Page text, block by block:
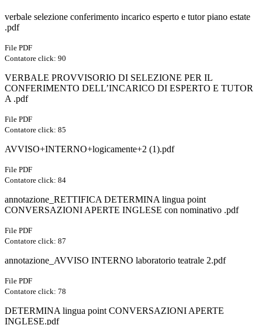
verbale selezione conferimento incarico esperto e tutor piano estate
.pdf
File PDF
Contatore click: 90
VERBALE PROVVISORIO DI SELEZIONE PER IL
CONFERIMENTO DELL’INCARICO DI ESPERTO E TUTOR
A .pdf
File PDF
Contatore click: 85
AVVISO+INTERNO+logicamente+2 (1).pdf
File PDF
Contatore click: 84
annotazione_RETTIFICA DETERMINA lingua point
CONVERSAZIONI APERTE INGLESE con nominativo .pdf
File PDF
Contatore click: 87
annotazione_AVVISO INTERNO laboratorio teatrale 2.pdf
File PDF
Contatore click: 78
DETERMINA lingua point CONVERSAZIONI APERTE
INGLESE.pdf